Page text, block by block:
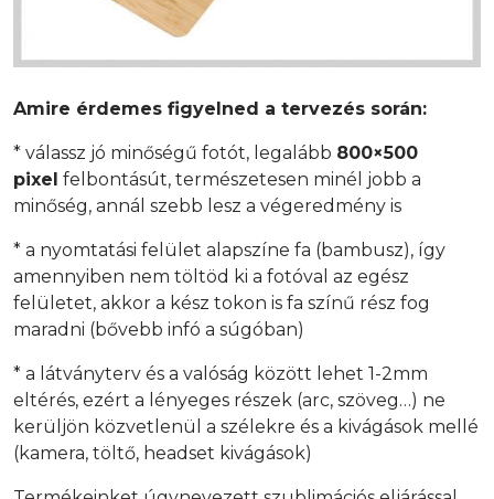
Amire érdemes figyelned a tervezés során:
* válassz jó minőségű fotót, legalább 800×500
pixel felbontásút, természetesen minél jobb a
minőség, annál szebb lesz a végeredmény is
* a nyomtatási felület alapszíne fa (bambusz), így
amennyiben nem töltöd ki a fotóval az egész
felületet, akkor a kész tokon is fa színű rész fog
maradni (bővebb infó a súgóban)
* a látványterv és a valóság között lehet 1-2mm
eltérés, ezért a lényeges részek (arc, szöveg…) ne
kerüljön közvetlenül a szélekre és a kivágások mellé
(kamera, töltő, headset kivágások)